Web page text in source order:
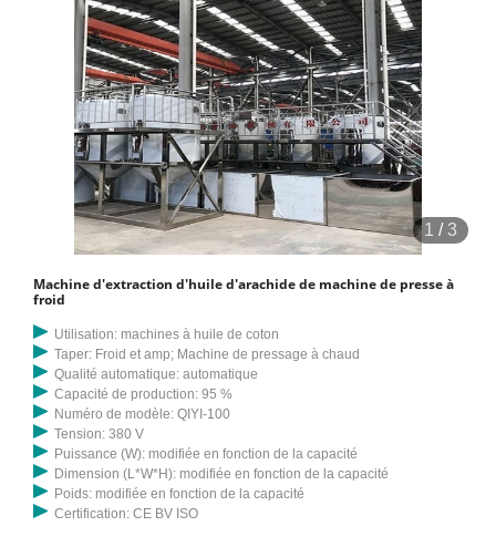
1 /3
Machine d'extraction d'huile d'arachide de machine de presse à
froid
Utilisation: machines à huile de coton
Taper: Froid et amp; Machine de pressage à chaud
Qualité automatique: automatique
Capacité de production: 95 %
Numéro de modèle: QIYI-100
Tension: 380 V
Puissance (W): modifiée en fonction de la capacité
Dimension (L*W*H): modifiée en fonction de la capacité
Poids: modifiée en fonction de la capacité
Certification: CE BV ISO